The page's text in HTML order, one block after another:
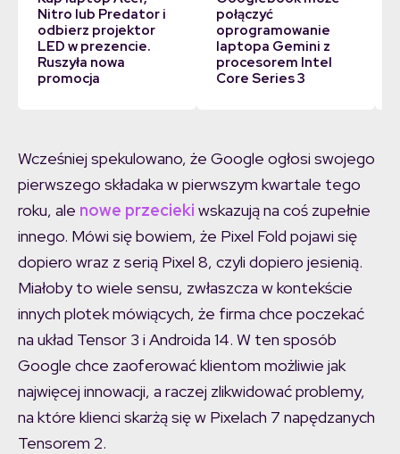
Nitro lub Predator i
odbierz projektor
LED w prezencie.
Ruszyła nowa
promocja
połączyć
oprogramowanie
laptopa Gemini z
procesorem Intel
Core Series 3
Wcześniej spekulowano, że Google ogłosi swojego
pierwszego składaka w pierwszym kwartale tego
roku, ale nowe przecieki wskazują na coś zupełnie
innego. Mówi się bowiem, że Pixel Fold pojawi się
dopiero wraz z serią Pixel 8, czyli dopiero jesienią.
Miałoby to wiele sensu, zwłaszcza w kontekście
innych plotek mówiących, że firma chce poczekać
na układ Tensor 3 i Androida 14. W ten sposób
Google chce zaoferować klientom możliwie jak
najwięcej innowacji, a raczej zlikwidować problemy,
na które klienci skarżą się w Pixelach 7 napędzanych
Tensorem 2.